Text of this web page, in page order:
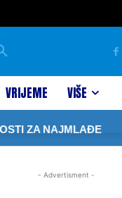
VRIJEME VIŠE
ZA NAJMLAĐE
- Advertisment -